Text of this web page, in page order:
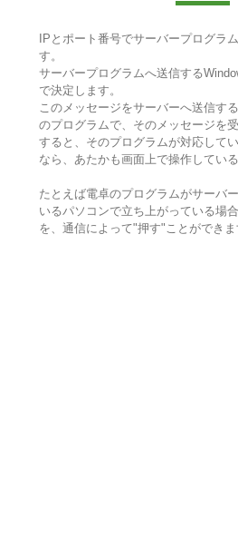
IPとポート番号でサーバープログラ
す。
サーバープログラムへ送信する
で決定します。
このメッセージをサーバーへ送信す
のプログラムで、そのメッセージを受
すると、そのプログラムが対応して
なら、あたかも画面上で操作してい
たとえば電卓のプログラムがサーバ
いるパソコンで立ち上がっている場
を、通信によって"押す"ことができま